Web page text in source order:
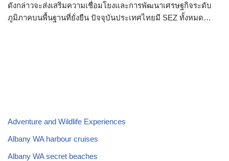
ดังกล่าวจะส่งเสริมความเชื่อมโยงและการพัฒนาเศรษฐกิจระดับ
ภูมิภาคบนพื้นฐานที่ยั่งยืน ปัจจุบันประเทศไทยมี SEZ ทั้งหมด…
Adventure and Wildlife Experiences
Albany WA harbour cruises
Albany WA secret beaches